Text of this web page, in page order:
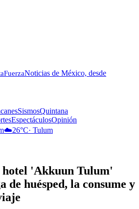
FuerzaNoticias de México, desde
SismosQuintana
EspectáculosOpinión
☁️26°C· Tulum
'Akkuun Tulum'
de huésped, la consume y